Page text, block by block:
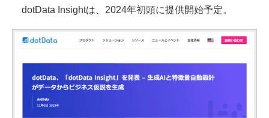
dotData Insightは、2024年初頭に提供開始予定。